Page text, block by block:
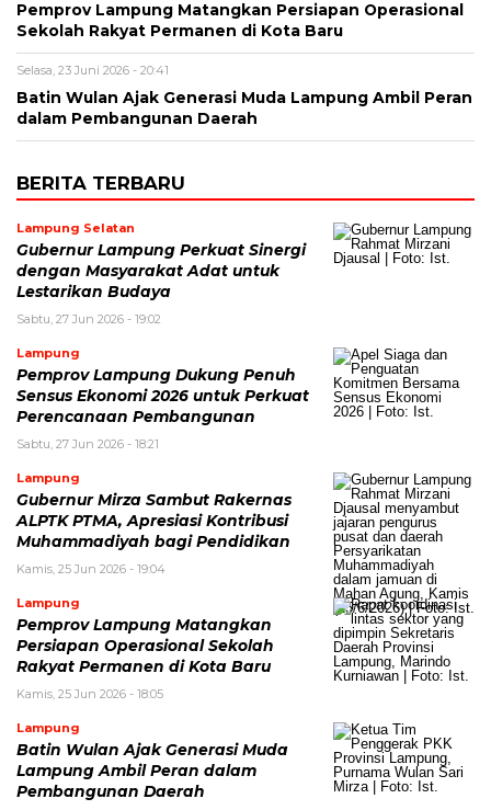
Pemprov Lampung Matangkan Persiapan Operasional
Sekolah Rakyat Permanen di Kota Baru
Selasa, 23 Juni 2026 - 20:41
Batin Wulan Ajak Generasi Muda Lampung Ambil Peran
dalam Pembangunan Daerah
BERITA TERBARU
Lampung Selatan
Gubernur Lampung Perkuat Sinergi
dengan Masyarakat Adat untuk
Lestarikan Budaya
Sabtu, 27 Jun 2026 - 19:02
Lampung
Pemprov Lampung Dukung Penuh
Sensus Ekonomi 2026 untuk Perkuat
Perencanaan Pembangunan
Sabtu, 27 Jun 2026 - 18:21
Lampung
Gubernur Mirza Sambut Rakernas
ALPTK PTMA, Apresiasi Kontribusi
Muhammadiyah bagi Pendidikan
Kamis, 25 Jun 2026 - 19:04
Lampung
Pemprov Lampung Matangkan
Persiapan Operasional Sekolah
Rakyat Permanen di Kota Baru
Kamis, 25 Jun 2026 - 18:05
Lampung
Batin Wulan Ajak Generasi Muda
Lampung Ambil Peran dalam
Pembangunan Daerah